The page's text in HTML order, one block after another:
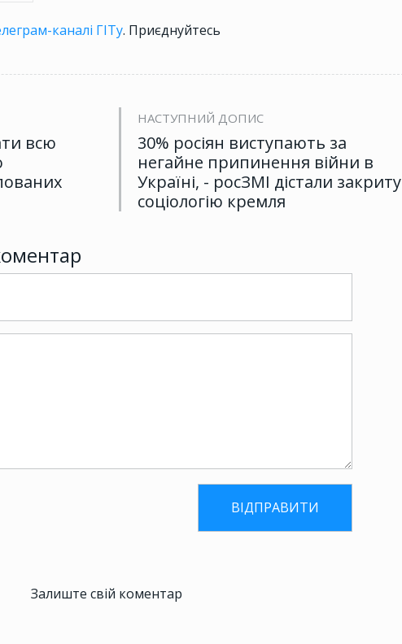
каналі ГІТу. Приєднуйтесь
всю
НАСТУПНИЙ ДОПИС
30% росіян виступають за
негайне припинення війни в
Україні, - росЗМІ дістали закриту
соціологію кремля
Залиште свій коментар